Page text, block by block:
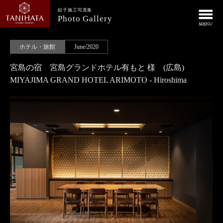
組子施工写真集
Photo Gallery
ホテル・旅館 June/2020
宮島の宿 宮島グランドホテル有もと 様 (広島)
MIYAJIMA GRAND HOTEL ARIMOTO - Hiroshima